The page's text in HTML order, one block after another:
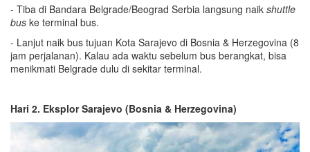
- Tiba di Bandara Belgrade/Beograd Serbia langsung naik shuttle
bus ke terminal bus.
- Lanjut naik bus tujuan Kota Sarajevo di Bosnia & Herzegovina (8
jam perjalanan). Kalau ada waktu sebelum bus berangkat, bisa
menikmati Belgrade dulu di sekitar terminal.
Hari 2. Eksplor Sarajevo (Bosnia & Herzegovina)